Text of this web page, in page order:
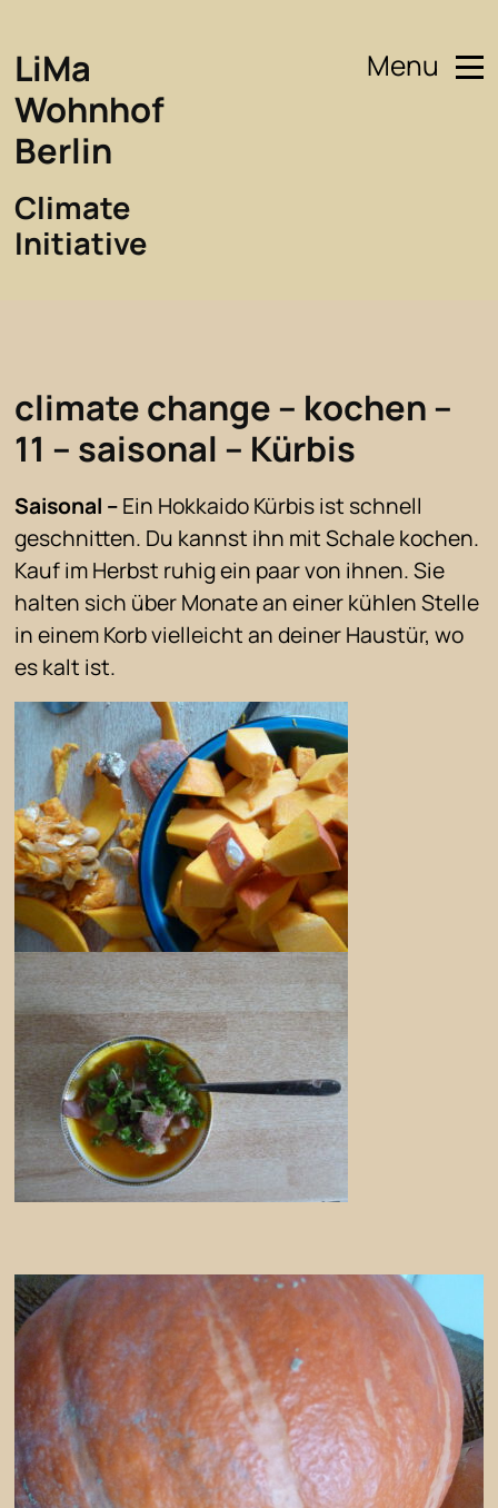
LiMa
Wohnhof
Berlin
Climate
Initiative
Menu
climate change – kochen –
11 – saisonal – Kürbis
Saisonal –Ein Hokkaido Kürbis ist schnell
geschnitten. Du kannst ihn mit Schale kochen.
Kauf im Herbst ruhig ein paar von ihnen. Sie
halten sich über Monate an einer kühlen Stelle
in einem Korb vielleicht an deiner Haustür, wo
es kalt ist.